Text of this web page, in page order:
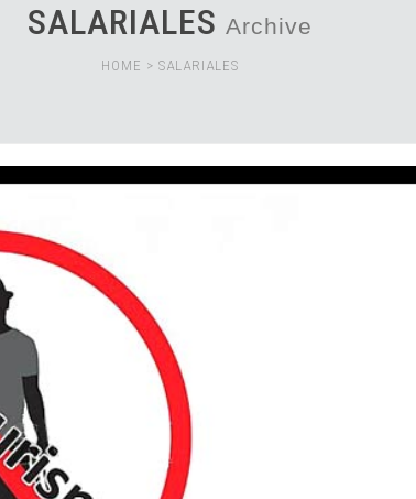
SALARIALES Archive
HOME > SALARIALES